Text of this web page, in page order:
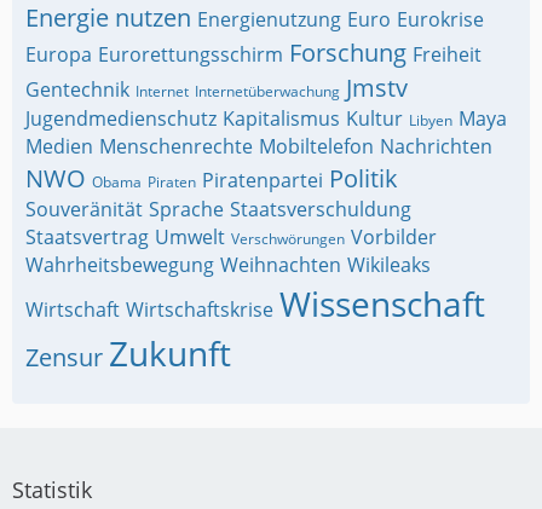
Energie nutzen Energienutzung Euro Eurokrise
Europa Eurorettungsschirm Forschung Freiheit
Gentechnik Internet Internetüberwachung Jmstv
Jugendmedienschutz Kapitalismus Kultur Libyen Maya
Medien Menschenrechte Mobiltelefon Nachrichten
NWO Obama Piraten Piratenpartei Politik
Souveränität Sprache Staatsverschuldung
Staatsvertrag Umwelt Verschwörungen Vorbilder
Wahrheitsbewegung Weihnachten Wikileaks
Wirtschaft Wirtschaftskrise Wissenschaft
Zensur Zukunft
Statistik